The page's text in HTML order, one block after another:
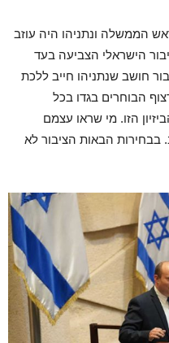
הממשלה ונתניהו היה עוזב
הישראלי הצביעה בעד
חושב שנתניהו חייב ללכת
הבוחרים בגדו בכל
הזו. מי שראו עצמם
בבחירות הבאות הציבור לא